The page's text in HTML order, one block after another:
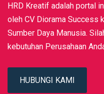
HRD Kreatif adalah portal
oleh CV Diorama Success
Sumber Daya Manusia.
kebutuhan Perusahaan
HUBUNGI KAMI